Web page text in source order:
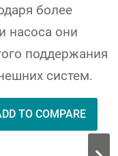
более
насоса они
поддержания
систем.
TO COMPARE